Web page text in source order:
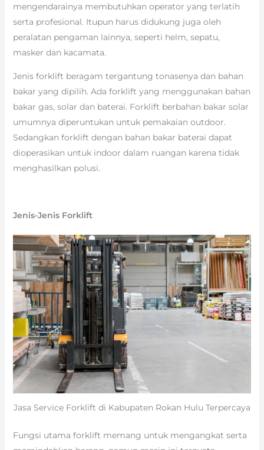
mengendarainya membutuhkan operator yang terlatih
serta profesional. Itupun harus didukung juga oleh
peralatan pengaman lainnya, seperti helm, sepatu,
masker dan kacamata.
Jenis forklift beragam tergantung tonasenya dan bahan
bakar yang dipilih. Ada forklift yang menggunakan bahan
bakar gas, solar dan baterai. Forklift berbahan bakar solar
umumnya diperuntukan untuk pemakaian outdoor.
Sedangkan forklift dengan bahan bakar baterai dapat
dioperasikan untuk indoor dalam ruangan karena tidak
menghasilkan polusi.
Jenis-Jenis Forklift
Jasa Service Forklift di Kabupaten Rokan Hulu Terpercaya
Fungsi utama forklift memang untuk mengangkat serta